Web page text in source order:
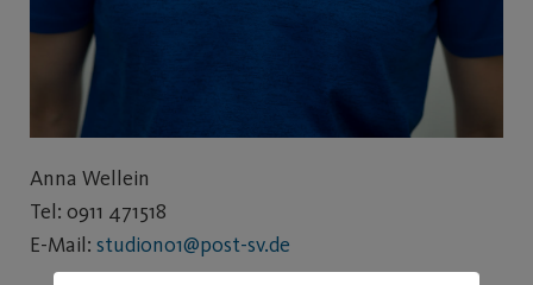
Anna Wellein
Tel: 0911 471518
E-Mail: studiono1@post-sv.de